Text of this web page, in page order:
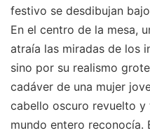
festivo se desdibujan
En el centro de la mesa,
atraía las miradas de los
sino por su realismo
cadáver de una mujer
cabello oscuro revuelto y
mundo entero reconocía.